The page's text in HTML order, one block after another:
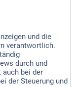
und die
verantwortlich.
durch und
auch bei der
der Steuerung und